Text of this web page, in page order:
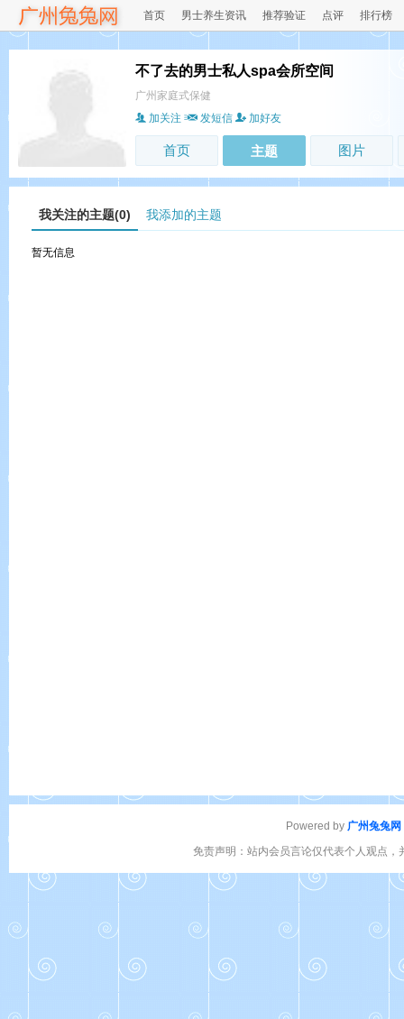
首页 男士养生资讯 推荐验证 点评 排行榜
不了去的男士私人spa会所空间
广州家庭式保健
加关注
发短信 加好友
首页 主题 图片
我关注的主题(0) 我添加的主题
暂无信息
Powered by 广州兔兔网
免责声明：站内会员言论仅代表个人观点